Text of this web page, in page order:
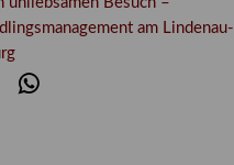
am Lindenau-
E-mail